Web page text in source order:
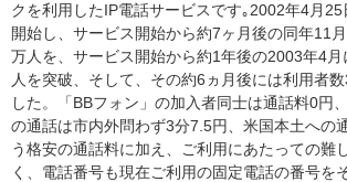
クを利用したIP電話サービスです｡2002年4月
開始し、サービス開始から約7ヶ月後の同年11
万人を、サービス開始から約1年後の2003年4
人を突破、そして、その約6ヵ月後には利用者
した。「BBフォン」の加入者同士は通話料0円
の通話は市内外問わず3分7.5円、米国本土への
う格安の通話料に加え、ご利用にあたっての難
く、電話番号も現在ご利用の固定電話の番号を